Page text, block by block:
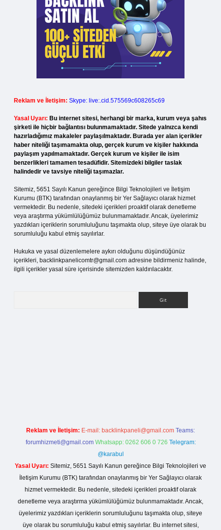
Reklam ve İletişim: Skype: live:.cid.575569c608265c69
Yasal Uyarı: Bu internet sitesi, herhangi bir marka, kurum veya şahıs
şirketi ile hiçbir bağlantısı bulunmamaktadır. Sitede yalnızca kendi
hazırladığımız makaleler paylaşılmaktadır. Burada yer alan içerikler
haber niteliği taşımamakta olup, gerçek kurum ve kişiler hakkında
paylaşım yapılmamaktadır. Gerçek kurum ve kişiler ile isim
benzerlikleri tamamen tesadüfidir. Sitemizdeki bilgiler taslak
halindedir ve tavsiye niteliği taşımazlar.
Sitemiz, 5651 Sayılı Kanun gereğince Bilgi Teknolojileri ve İletişim
Kurumu (BTK) tarafından onaylanmış bir Yer Sağlayıcı olarak hizmet
vermektedir. Bu nedenle, sitedeki içerikleri proaktif olarak denetleme
veya araştırma yükümlülüğümüz bulunmamaktadır. Ancak, üyelerimiz
yazdıkları içeriklerin sorumluluğunu taşımakta olup, siteye üye olarak bu
sorumluluğu kabul etmiş sayılırlar.
Hukuka ve yasal düzenlemelere aykırı olduğunu düşündüğünüz
içerikleri, backlinkpanelicomtr@gmail.com adresine bildirmeniz halinde,
ilgili içerikler yasal süre içerisinde sitemizden kaldırılacaktır.
Reklam ve İletişim: E-mail: backlinkpaneli@gmail.com Teams:
forumhizmeti@gmail.com Whatsapp: 0262 606 0 726 Telegram:
@karabul
Yasal Uyarı: Sitemiz, 5651 Sayılı Kanun gereğince Bilgi Teknolojileri ve
İletişim Kurumu (BTK) tarafından onaylanmış bir Yer Sağlayıcı olarak
hizmet vermektedir. Bu nedenle, sitedeki içerikleri proaktif olarak
denetleme veya araştırma yükümlülüğümüz bulunmamaktadır. Ancak,
üyelerimiz yazdıkları içeriklerin sorumluluğunu taşımakta olup, siteye
üye olarak bu sorumluluğu kabul etmiş sayılırlar. Bu internet sitesi,